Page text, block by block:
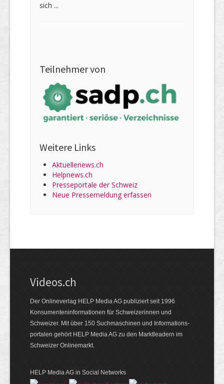
sich ...
Teilnehmer von
Weitere Links
Aktuellenews.ch
Helpnews.ch
Presseportale der Schweiz
Neue Pressemeldung erfassen
Videos.ch
Der Onlineverlag HELP Media AG publiziert seit 1996
Konsumenten­informationen für Schweizerinnen und
Schweizer. Mit über 150 Suchmaschinen und Informations­
portalen gehört HELP Media AG zu den Marktleadern im
Schweizer Onlinemarkt.
HELP Media AG in Social Networks